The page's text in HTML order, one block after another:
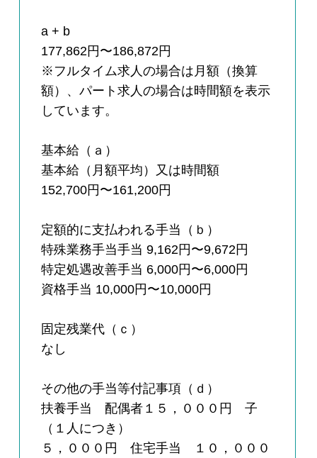
a + b
177,862円〜186,872円
※フルタイム求人の場合は月額（換算
額）、パート求人の場合は時間額を表示
しています。
基本給（ａ）
基本給（月額平均）又は時間額
152,700円〜161,200円
定額的に支払われる手当（ｂ）
特殊業務手当手当 9,162円〜9,672円
特定処遇改善手当 6,000円〜6,000円
資格手当 10,000円〜10,000円
固定残業代（ｃ）
なし
その他の手当等付記事項（ｄ）
扶養手当 配偶者１５，０００円 子
（１人につき）
５，０００円 住宅手当 １０，０００